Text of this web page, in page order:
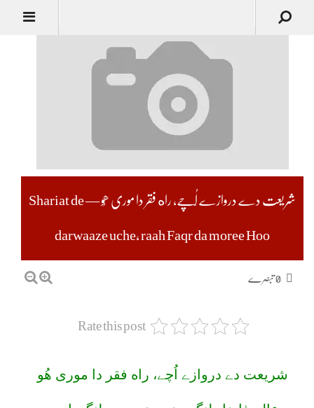
شریعت دے دروازے اُچّے، راه فقر دا موری ھُو — Shariat de
darwaaze uche, raah Faqr da moree Hoo
Rate this post
شریعت دے دروازے اُچے، راه فقر دا موری ھُو